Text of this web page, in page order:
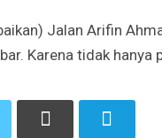
Jalan Arifin
Karena tidak